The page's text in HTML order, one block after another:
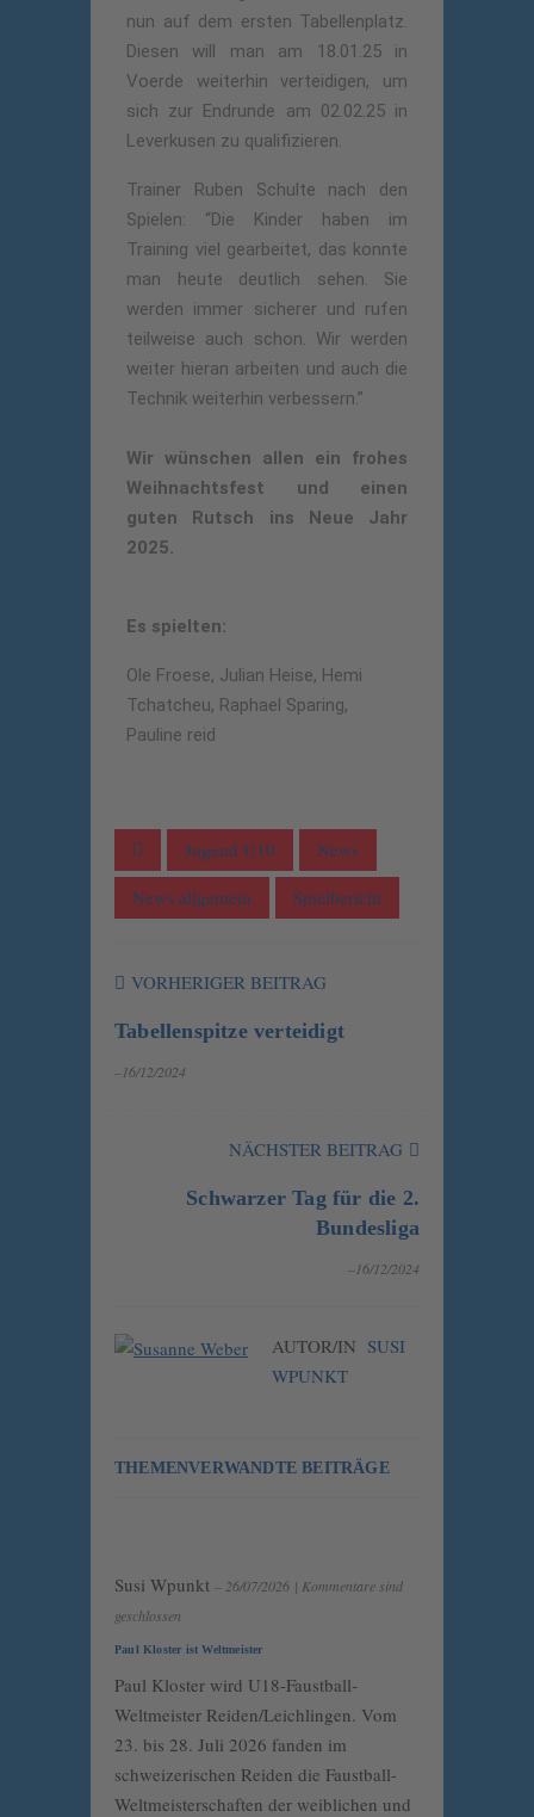
nun auf dem ersten Tabellenplatz.
Diesen will man am 18.01.25 in
Voerde weiterhin verteidigen, um
sich zur Endrunde am 02.02.25 in
Leverkusen zu qualifizieren.
Trainer Ruben Schulte nach den
Spielen: “Die Kinder haben im
Training viel gearbeitet, das konnte
man heute deutlich sehen. Sie
werden immer sicherer und rufen
teilweise auch schon. Wir werden
weiter hieran arbeiten und auch die
Technik weiterhin verbessern.”
Wir wünschen allen ein frohes
Weihnachtsfest und einen
guten Rutsch ins Neue Jahr
2025.
Es spielten:
Ole Froese, Julian Heise, Hemi
Tchatcheu, Raphael Sparing,
Pauline reid
Jugend U10
News
News allgemein
Spielbericht
VORHERIGER BEITRAG
Tabellenspitze verteidigt
–16/12/2024
NÄCHSTER BEITRAG
Schwarzer Tag für die 2.
Bundesliga
–16/12/2024
AUTOR/IN SUSI
WPUNKT
THEMENVERWANDTE BEITRÄGE
Susi Wpunkt – 26/07/2026 | Kommentare sind
geschlossen
Paul Kloster ist Weltmeister
Paul Kloster wird U18-Faustball-
Weltmeister Reiden/Leichlingen. Vom
23. bis 28. Juli 2026 fanden im
schweizerischen Reiden die Faustball-
Weltmeisterschaften der weiblichen und